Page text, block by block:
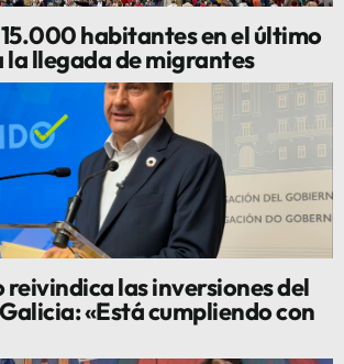
habitantes en el último
la llegada de migrantes
reivindica las inversiones del
«Está cumpliendo con